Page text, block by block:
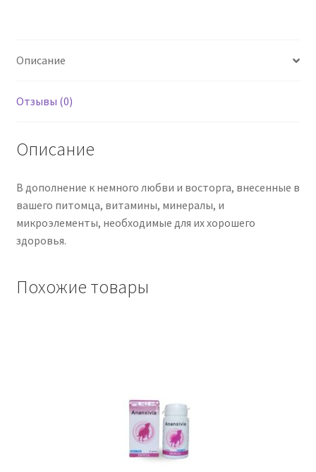
Грызунов
гр
Описание
Отзывы (0)
Описание
В дополнение к немного любви и восторга, внесенные в
вашего питомца, витамины, минералы, и
микроэлементы, необходимые для их хорошего
здоровья.
Похожие товары